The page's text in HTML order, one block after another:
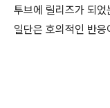
투브에 릴리즈가 되었
일단은 호의적인 반